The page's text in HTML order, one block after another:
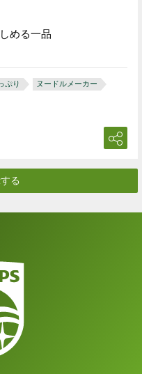
める一品
ぷり
ヌードルメーカー
る